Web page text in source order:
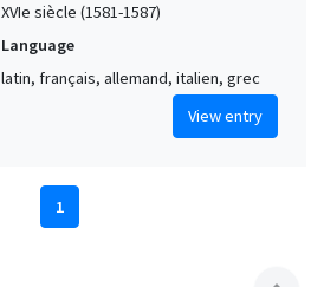
XVIe siècle (1581-1587)
Language
latin, français, allemand, italien, grec
View entry
1